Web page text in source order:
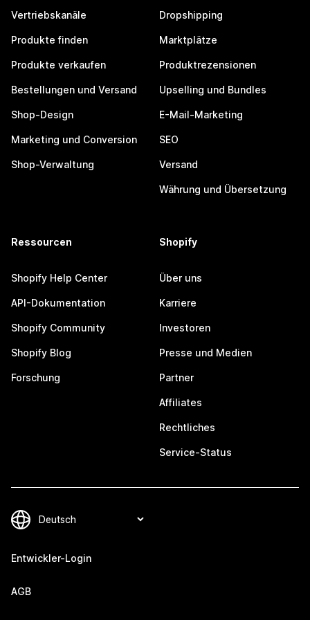
Vertriebskanäle
Produkte finden
Produkte verkaufen
Bestellungen und Versand
Shop-Design
Marketing und Conversion
Shop-Verwaltung
Dropshipping
Marktplätze
Produktrezensionen
Upselling und Bundles
E-Mail-Marketing
SEO
Versand
Währung und Übersetzung
Ressourcen
Shopify Help Center
API-Dokumentation
Shopify Community
Shopify Blog
Forschung
Shopify
Über uns
Karriere
Investoren
Presse und Medien
Partner
Affiliates
Rechtliches
Service-Status
Entwickler-Login
AGB